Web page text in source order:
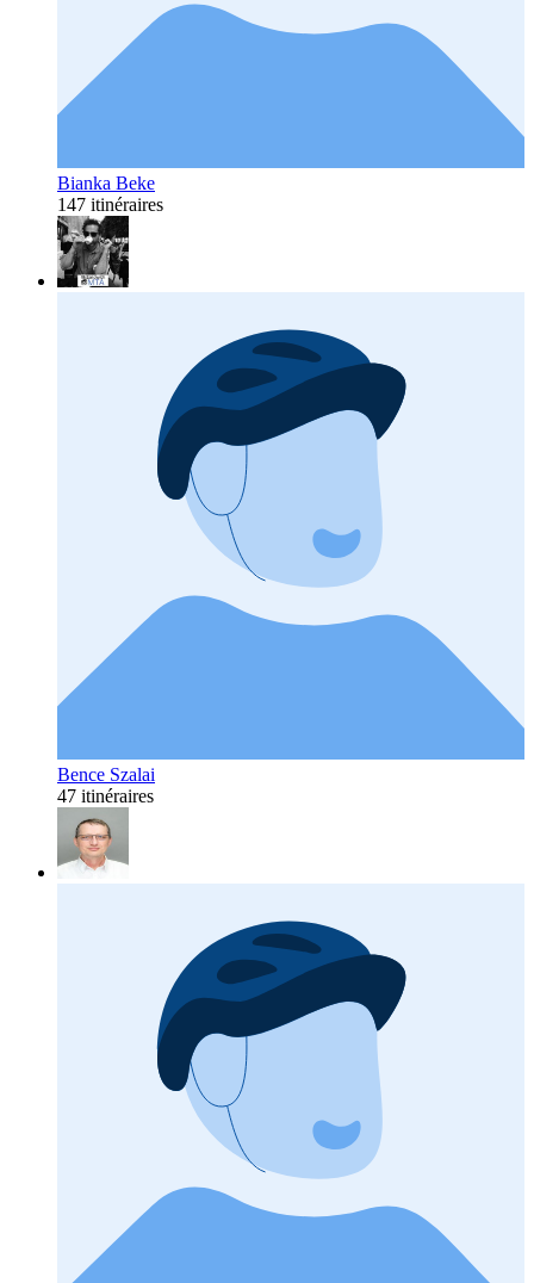
Bianka Beke
147 itinéraires
Bence Szalai
47 itinéraires